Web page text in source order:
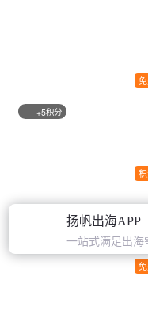
扬帆出海APP
一站式满足出海
+5积分